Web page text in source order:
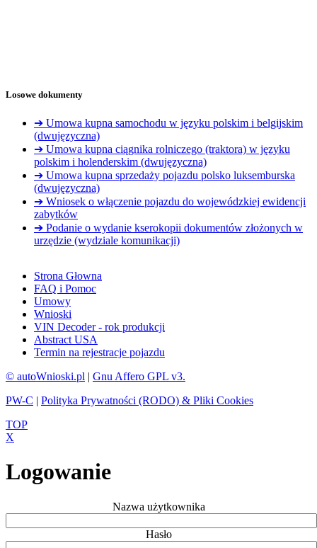
Losowe dokumenty
➔ Umowa kupna samochodu w języku polskim i belgijskim
(dwujęzyczna)
➔ Umowa kupna ciągnika rolniczego (traktora) w języku
polskim i holenderskim (dwujęzyczna)
➔ Umowa kupna sprzedaży pojazdu polsko luksemburska
(dwujęzyczna)
➔ Wniosek o włączenie pojazdu do wojewódzkiej ewidencji
zabytków
➔ Podanie o wydanie kserokopii dokumentów złożonych w
urzędzie (wydziale komunikacji)
Strona Głowna
FAQ i Pomoc
Umowy
Wnioski
VIN Decoder - rok produkcji
Abstract USA
Termin na rejestracje pojazdu
© autoWnioski.pl | Gnu Affero GPL v3.
PW-C | Polityka Prywatności (RODO) & Pliki Cookies
TOP
X
Logowanie
Nazwa użytkownika
Hasło